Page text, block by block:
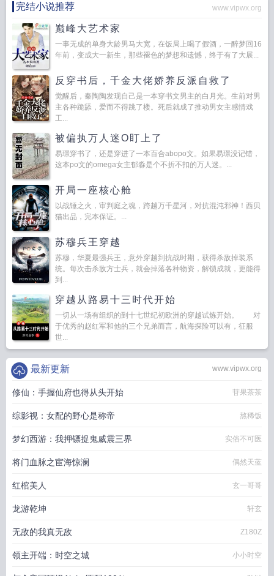
完结小说推荐 www.vipwx.org
巅峰大艺术家
一事无成的单身大龄男马大宽，在饭局上喝了假酒，一醉梦回16
年前，变成大一新生，那些褪色的梦想和遗憾，终于有了大展...
反穿书后，千金大佬娇养反派自救了
觉醒后，秦陶陶发现自己是一本穿书文男主的白月光。生前对男
主各种跪舔，爱而不得跳了楼。死后就成了推动男女主感情戏
工...
被偏执万人迷O盯上了
易璟穿书了，还是穿进了一本百合abopo文。如果易璟没记错，
这本po文的omega女主郁淼是个不折不扣的万人迷。...
开局一座核心舱
以战锤之火，审判庭之魂，跨越万千星河，对抗混沌邪神！西贝
猫出品，完本保证。...
苏穆兵王穿越
苏穆，华夏最强兵王，意外穿越到抗战时期，获得杀敌掉装系
统。每次击杀敌方士兵，就会掉落各种物资，解锁成就，更能得
到...
穿越从路易十三时代开始
一切从一场有组织的到十七世纪初欧洲的穿越试炼开始。 对
于优秀的赵红军和他的三个兄弟而言，航海探险可以有，征服
世...
www.vipwx.org
最新更新
修仙：手握仙府也得从头开始 苷果茶茶
综影视：女配的野心是称帝 熬稀饭
梦幻西游：我押镖捉鬼威震三界 实俗不可医
将门血脉之宦海惊澜 偶然天蓝
红棺美人 玄一哥哥
龙游乾坤 轩玄
无敌的我真无敌 Z180Z
领主开端：时空之城 小小时空